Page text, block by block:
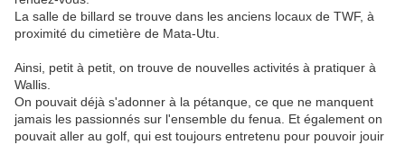
La salle de billard se trouve dans les anciens locaux de TWF, à
proximité du cimetière de Mata-Utu.
Ainsi, petit à petit, on trouve de nouvelles activités à pratiquer à
Wallis.
On pouvait déjà s'adonner à la pétanque, ce que ne manquent
jamais les passionnés sur l'ensemble du fenua. Et également on
pouvait aller au golf, qui est toujours entretenu pour pouvoir jouir